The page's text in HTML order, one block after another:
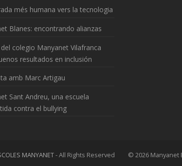
més humana vers la tecnologia
Blanes: encontrando alianzas
colegio Manyanet Vilafranca
resultados en inclusión
amb Marc Artigau
Sant Andreu, una escuela
contra el bullying
MANYANET- All Rights Reserved © 2026 Manyanet